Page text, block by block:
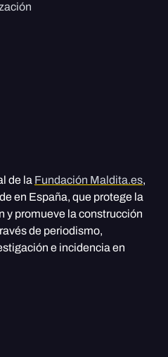
de la Fundación Maldita.es,
en España, que protege la
y promueve la construcción
de periodismo,
e incidencia en